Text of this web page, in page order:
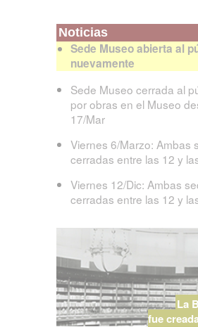
Noticias
Sede Museo abierta al
nuevamente
Sede Museo cerrada al
por obras en el Museo
17/Mar
Viernes 6/Marzo: Ambas
cerradas entre las 12 y
Viernes 12/Dic: Ambas
cerradas entre las 12 y
La
fue